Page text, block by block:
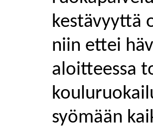
kestävyyttä
niin ettei
aloitteessa
syömään